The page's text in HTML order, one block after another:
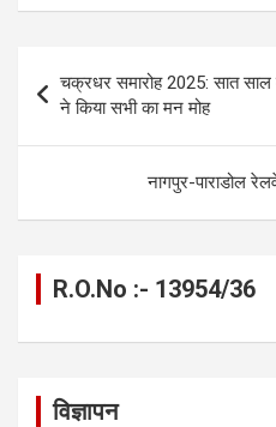
ce
o
o
se
n
g
er
at
s
A
p
p
navigation
चक्रधर समारोह 2025: सात
ने किया सभी का मन मोह
नागपुर-पाराडोल
R.O.No :- 13954/36
विज्ञापन